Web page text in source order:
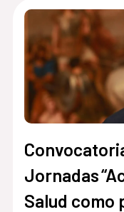
Jornadas
Salud como